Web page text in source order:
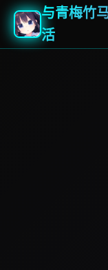
与青梅竹
活